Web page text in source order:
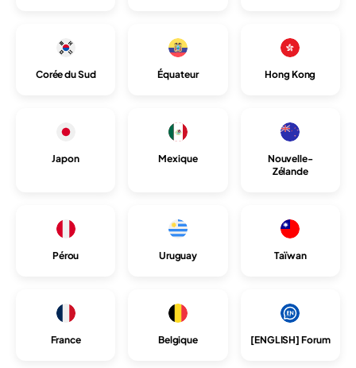
Corée du Sud Équateur Hong Kong
Japon Mexique
Nouvelle-
Zélande
Pérou Uruguay Taïwan
France Belgique [ENGLISH] Forum